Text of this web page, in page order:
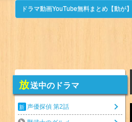
ドラマ動画YouTube無料まとめ【動が
放送中のドラマ
声優探偵 第2話